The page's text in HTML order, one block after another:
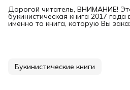
Дорогой читатель, ВНИМАНИЕ!
букинистическая книга 2017
именно та книга, которую Вы
Букинистические книги